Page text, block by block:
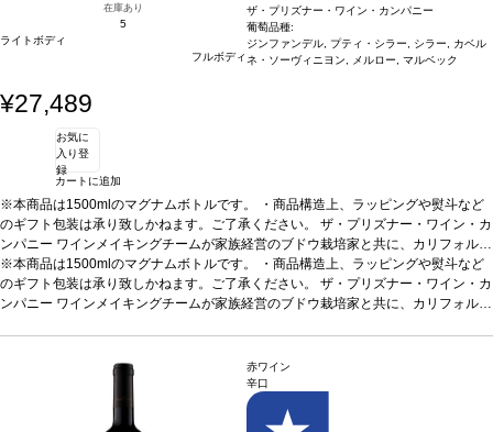
在庫あり
5
ライトボディ
フルボディ
ザ・プリズナー・ワイン・カンパニー
葡萄品種:
ジンファンデル, プティ・シラー, シラー, カベル
ネ・ソーヴィニヨン, メルロー, マルベック
¥27,489
お気に
入り登
録
カートに追加
※本商品は1500mlのマグナムボトルです。 ・商品構造上、ラッピングや熨斗など
のギフト包装は承り致しかねます。ご了承ください。 ザ・プリズナー・ワイン・カ
ンパニー ワインメイキングチームが家族経営のブドウ栽培家と共に、カリフォルニ
アの最も素晴らしいブドウ畑の多様なブドウ品種をもとに造っている。それにより
ワインは注目すべき品質と特徴を持つ、興味深いブレンドとなっている。ワインに
ついてプリズナーはナパ・ヴァレーに最初に移住したイタリア人によって初めて造
ー、シャルボノという珍しい組み合わせによる、興味深いブレンドの復活へと導い
テイスティングノート
ノーズはクランベリー、ブラックベリー、カラン
ト、ドライプラム、バニラ、ナツメグ、トーストしたココナッツを示す。口に含む
と、柔らかいタンニンが広がり、甘いスパイスは素晴らしく溶け込んでいて、バラ
※本商品は1500mlのマグナムボトルです。 ・商品構造上、ラッピングや熨斗など
のギフト包装は承り致しかねます。ご了承ください。 ザ・プリズナー・ワイン・カ
ンパニー ワインメイキングチームが家族経営のブドウ栽培家と共に、カリフォルニ
プリズナーはナパ・ヴァレーに最初に移住したイタリア人によって初めて造
られた “ミックスブラック” にひらめきを得た。プリズナーは現在最も良く知られて
いる赤ブレンドで、ジンファンデルにカベルネ・ソーヴィニヨン、プティ・シラ
ー、シャルボノという珍しい組み合わせによる、興味深いブレンドの復活へと導い
赤ワイン
辛口